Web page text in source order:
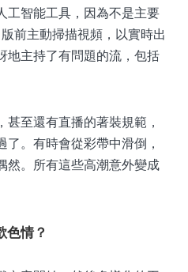
工智能工具，因為不是主要
前主動掃描視頻，以實時出
地主持了有問題的流，包括
至還有直播的著裝規範，
。有時會從彩帶中滑倒，
然。所有這些高潮意外變成
色情？